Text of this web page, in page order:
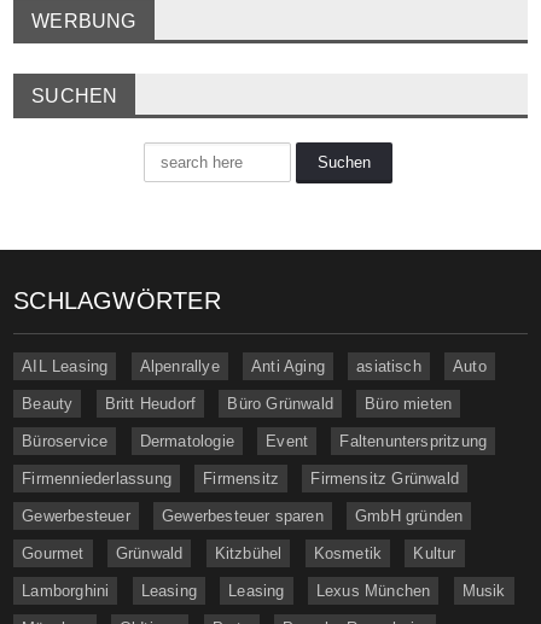
WERBUNG
SUCHEN
SCHLAGWÖRTER
AIL Leasing Alpenrallye Anti Aging asiatisch Auto
Beauty Britt Heudorf Büro Grünwald Büro mieten
Büroservice Dermatologie Event Faltenunterspritzung
Firmenniederlassung Firmensitz Firmensitz Grünwald
Gewerbesteuer Gewerbesteuer sparen GmbH gründen
Gourmet Grünwald Kitzbühel Kosmetik Kultur
Lamborghini Leasing Leasing Lexus München Musik